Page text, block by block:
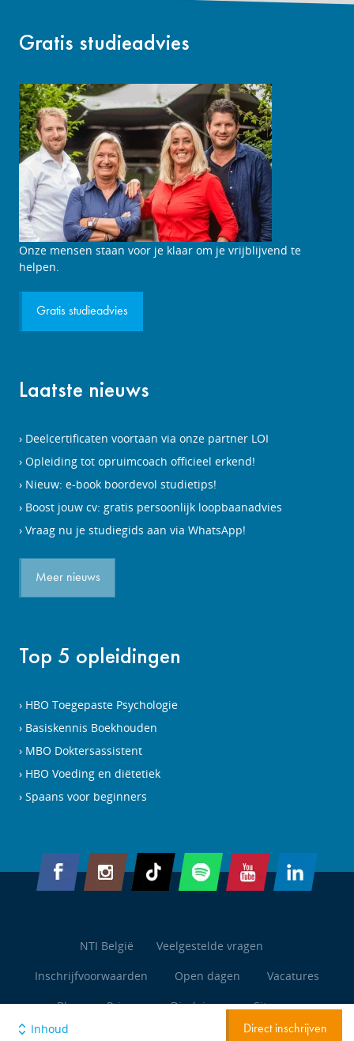
Inhoud Direct inschrijven
Gratis studieadvies
Studieadviesgesprek
aanvragen
Onze mensen staan voor je klaar om je vrijblijvend te
helpen.
Gratis studieadvies
Laatste nieuws
Deelcertificaten voortaan via onze partner LOI
Opleiding tot opruimcoach officieel erkend!
Nieuw: e-book boordevol studietips!
Boost jouw cv: gratis persoonlijk loopbaanadvies
Vraag nu je studiegids aan via WhatsApp!
Meer nieuws
Top 5 opleidingen
HBO Toegepaste Psychologie
Basiskennis Boekhouden
MBO Doktersassistent
HBO Voeding en diëtetiek
Spaans voor beginners
NTI België
Veelgestelde vragen
Inschrijfvoorwaarden
Open dagen
Vacatures
Blog
Privacy Disclaimer Sitemap